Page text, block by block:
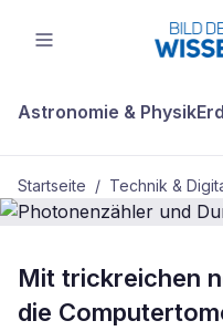
Astronomie & Physik
Startseite / Technik &
BDW Plus TECHNIK &
Mit trickreichen
die